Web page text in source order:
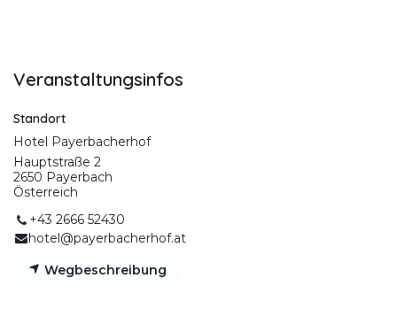
Veranstaltungsinfos
Standort
Hotel Payerbacherhof
Hauptstraße 2
2650 Payerbach
Österreich
+43 2666 52430
hotel@payerbacherhof.at
Wegbeschreibung